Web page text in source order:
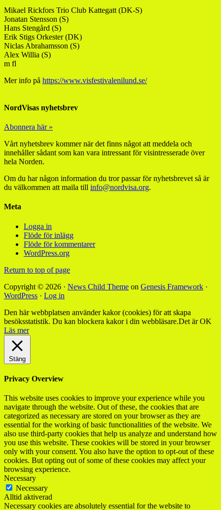
Mikael Rickfors Trio Club Kattegatt (DK-S)
Jonatan Stensson (S)
Hans Stengård (S)
Erik Stigs Orkester (DK)
Niclas Abrahamsson (S)
Alex Willia (S)
m fl
Mer info på https://www.visfestivalenilund.se/
NordVisas nyhetsbrev
Abonnera här »
Vårt nyhetsbrev kommer när det finns något att meddela och
innehåller sådant som kan vara intressant för visintresserade över
hela Norden.
Om du har någon information du tror passar för nyhetsbrevet så är
du välkommen att maila till info@nordvisa.org.
Meta
Logga in
Flöde för inlägg
Flöde för kommentarer
WordPress.org
Return to top of page
Copyright © 2026 · News Child Theme on Genesis Framework ·
WordPress · Log in
Den här webbplatsen använder kakor (cookies) för att skapa
besöksstatistik. Du kan blockera kakor i din webbläsare.Det är OK
Läs mer
Stäng
Privacy Overview
This website uses cookies to improve your experience while you
navigate through the website. Out of these, the cookies that are
categorized as necessary are stored on your browser as they are
essential for the working of basic functionalities of the website. We
also use third-party cookies that help us analyze and understand how
you use this website. These cookies will be stored in your browser
only with your consent. You also have the option to opt-out of these
cookies. But opting out of some of these cookies may affect your
browsing experience.
Necessary
Necessary
Alltid aktiverad
Necessary cookies are absolutely essential for the website to